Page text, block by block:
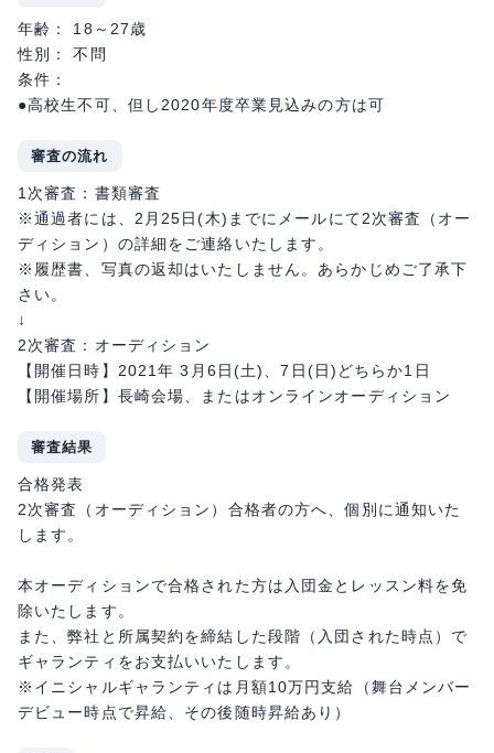
年齢： 18～27歳
性別： 不問
条件：
●高校生不可、但し2020年度卒業見込みの方は可
審査の流れ
1次審査：書類審査
※通過者には、2月25日(木)までにメールにて2次審査（オー
ディション）の詳細をご連絡いたします。
※履歴書、写真の返却はいたしません。あらかじめご了承下
さい。
↓
2次審査：オーディション
【開催日時】2021年 3月6日(土)、7日(日)どちらか1日
【開催場所】長崎会場、またはオンラインオーディション
審査結果
合格発表
2次審査（オーディション）合格者の方へ、個別に通知いた
します。
本オーディションで合格された方は入団金とレッスン料を免
除いたします。
また、弊社と所属契約を締結した段階（入団された時点）で
ギャランティをお支払いいたします。
※イニシャルギャランティは月額10万円支給（舞台メンバー
デビュー時点で昇給、その後随時昇給あり）